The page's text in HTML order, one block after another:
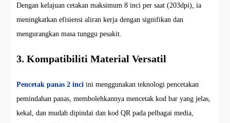
Dengan kelajuan cetakan maksimum 8 inci per saat (203dpi), ia
meningkatkan efisiensi aliran kerja dengan signifikan dan
mengurangkan masa tunggu pesakit.
3. Kompatibiliti Material Versatil
Pencetak panas 2 inci ini menggunakan teknologi pencetakan
pemindahan panas, membolehkannya mencetak kod bar yang jelas,
kekal, dan mudah dipindai dan kod QR pada pelbagai media,